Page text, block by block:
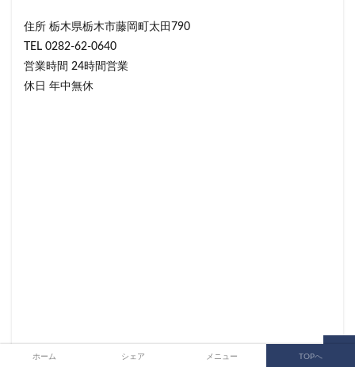
住所 栃木県栃木市藤岡町太田790
TEL 0282-62-0640
営業時間 24時間営業
休日 年中無休
ホーム シェア メニュー TOPへ